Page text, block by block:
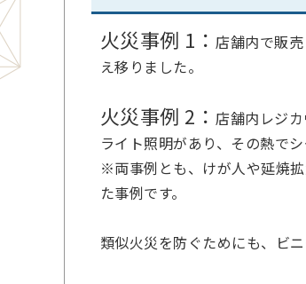
火災事例 1： 店舗内で販
え移りました。
火災事例 2： 店舗内レジ
ライト照明があり、その熱で
※両事例とも、けが人や延焼
た事例です。
類似火災を防ぐためにも、ビ